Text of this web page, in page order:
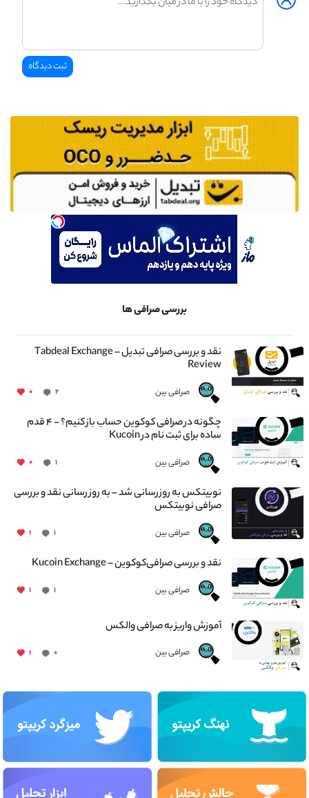
بررسی صرافی ها
نقد و بررسی صرافی تبدیل – Tabdeal Exchange
Review
صرافی بین ۲ ۰
چگونه در صرافی کوکوین حساب باز کنیم؟ - ۴ قدم
ساده برای ثبت نام در Kucoin
صرافی بین ۱ ۰
نوبیتکس به روزرسانی شد – به روز رسانی نقد و بررسی
صرافی نوبیتکس
صرافی بین ۱ ۱
نقد و بررسی صرافی‌کوکوین – Kucoin Exchange
صرافی بین ۱ ۱
آموزش واریز به صرافی والکس
صرافی بین ۰ ۱